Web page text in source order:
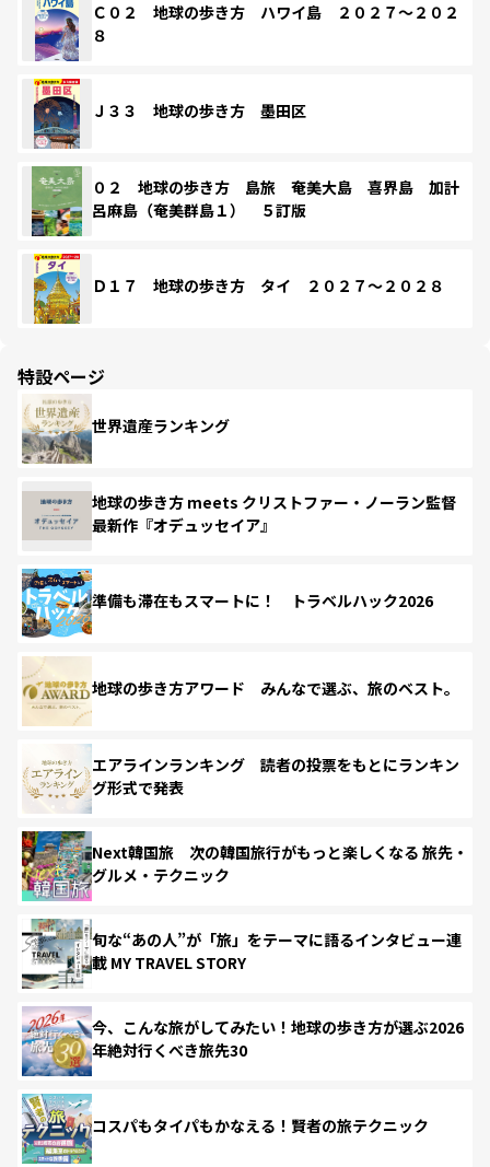
Ｃ０２ 地球の歩き方 ハワイ島 ２０２７～２０２
８
Ｊ３３ 地球の歩き方 墨田区
０２ 地球の歩き方 島旅 奄美大島 喜界島 加計
呂麻島（奄美群島１） ５訂版
Ｄ１７ 地球の歩き方 タイ ２０２７～２０２８
特設ページ
世界遺産ランキング
地球の歩き方 meets クリストファー・ノーラン監督
最新作『オデュッセイア』
準備も滞在もスマートに！ トラベルハック2026
地球の歩き方アワード みんなで選ぶ、旅のベスト。
エアラインランキング 読者の投票をもとにランキン
グ形式で発表
Next韓国旅 次の韓国旅行がもっと楽しくなる 旅先・
グルメ・テクニック
旬な“あの人”が「旅」をテーマに語るインタビュー連
載 MY TRAVEL STORY
今、こんな旅がしてみたい！地球の歩き方が選ぶ2026
年絶対行くべき旅先30
コスパもタイパもかなえる！賢者の旅テクニック